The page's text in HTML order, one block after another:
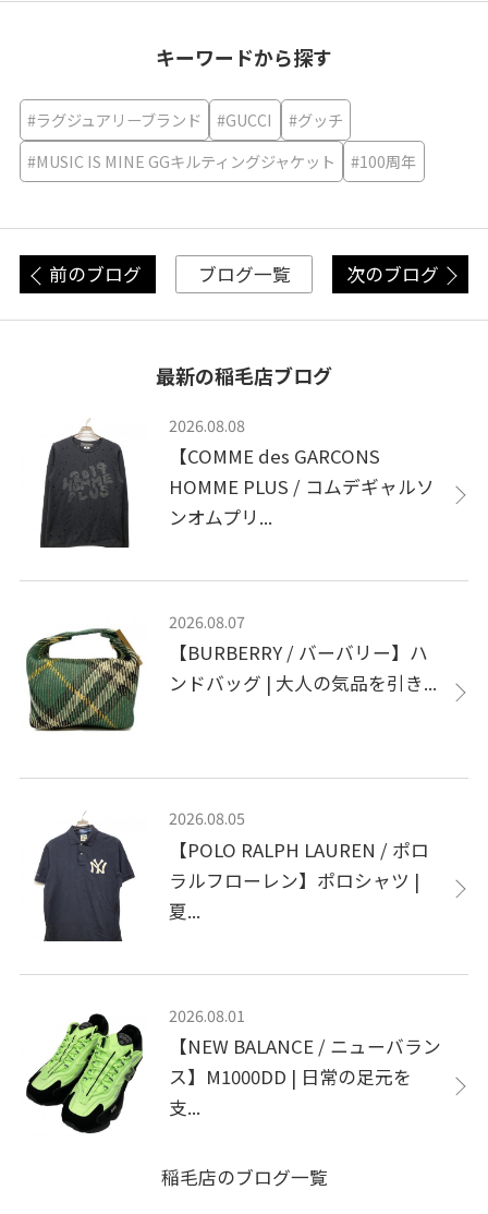
キーワードから探す
#ラグジュアリーブランド #GUCCI
#グッチ
#MUSIC IS MINE GGキルティングジャケット
#100周年
前のブログ ブログ一覧 次のブログ
最新の稲毛店ブログ
2026.08.08
【COMME des GARCONS
HOMME PLUS / コムデギャルソ
ンオムプリ...
2026.08.07
【BURBERRY / バーバリー】ハ
ンドバッグ | 大人の気品を引き...
2026.08.05
【POLO RALPH LAUREN / ポロ
ラルフローレン】ポロシャツ |
夏...
2026.08.01
【NEW BALANCE / ニューバラン
ス】M1000DD | 日常の足元を
支...
稲毛店のブログ一覧